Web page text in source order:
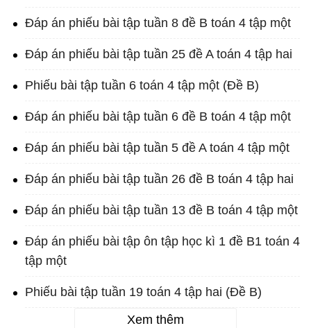
Đáp án phiếu bài tập tuần 8 đề B toán 4 tập một
Đáp án phiếu bài tập tuần 25 đề A toán 4 tập hai
Phiếu bài tập tuần 6 toán 4 tập một (Đề B)
Đáp án phiếu bài tập tuần 6 đề B toán 4 tập một
Đáp án phiếu bài tập tuần 5 đề A toán 4 tập một
Đáp án phiếu bài tập tuần 26 đề B toán 4 tập hai
Đáp án phiếu bài tập tuần 13 đề B toán 4 tập một
Đáp án phiếu bài tập ôn tập học kì 1 đề B1 toán 4
tập một
Phiếu bài tập tuần 19 toán 4 tập hai (Đề B)
Xem thêm